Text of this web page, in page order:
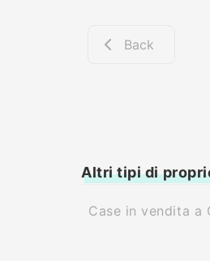
Back
Altri tipi di
Case in vendita a